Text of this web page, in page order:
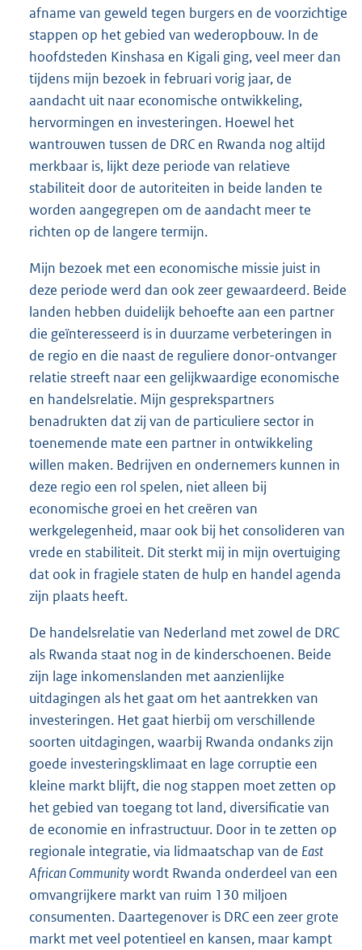
afname van geweld tegen burgers en de voorzichtige
stappen op het gebied van wederopbouw. In de
hoofdsteden Kinshasa en Kigali ging, veel meer dan
tijdens mijn bezoek in februari vorig jaar, de
aandacht uit naar economische ontwikkeling,
hervormingen en investeringen. Hoewel het
wantrouwen tussen de DRC en Rwanda nog altijd
merkbaar is, lijkt deze periode van relatieve
stabiliteit door de autoriteiten in beide landen te
worden aangegrepen om de aandacht meer te
richten op de langere termijn.
Mijn bezoek met een economische missie juist in
deze periode werd dan ook zeer gewaardeerd. Beide
landen hebben duidelijk behoefte aan een partner
die geïnteresseerd is in duurzame verbeteringen in
de regio en die naast de reguliere donor-ontvanger
relatie streeft naar een gelijkwaardige economische
en handelsrelatie. Mijn gesprekspartners
benadrukten dat zij van de particuliere sector in
toenemende mate een partner in ontwikkeling
willen maken. Bedrijven en ondernemers kunnen in
deze regio een rol spelen, niet alleen bij
economische groei en het creëren van
werkgelegenheid, maar ook bij het consolideren van
vrede en stabiliteit. Dit sterkt mij in mijn overtuiging
dat ook in fragiele staten de hulp en handel agenda
zijn plaats heeft.
De handelsrelatie van Nederland met zowel de DRC
als Rwanda staat nog in de kinderschoenen. Beide
zijn lage inkomenslanden met aanzienlijke
uitdagingen als het gaat om het aantrekken van
investeringen. Het gaat hierbij om verschillende
soorten uitdagingen, waarbij Rwanda ondanks zijn
goede investeringsklimaat en lage corruptie een
kleine markt blijft, die nog stappen moet zetten op
het gebied van toegang tot land, diversificatie van
de economie en infrastructuur. Door in te zetten op
regionale integratie, via lidmaatschap van de East
African Communitywordt Rwanda onderdeel van een
omvangrijkere markt van ruim 130 miljoen
consumenten. Daartegenover is DRC een zeer grote
markt met veel potentieel en kansen, maar kampt